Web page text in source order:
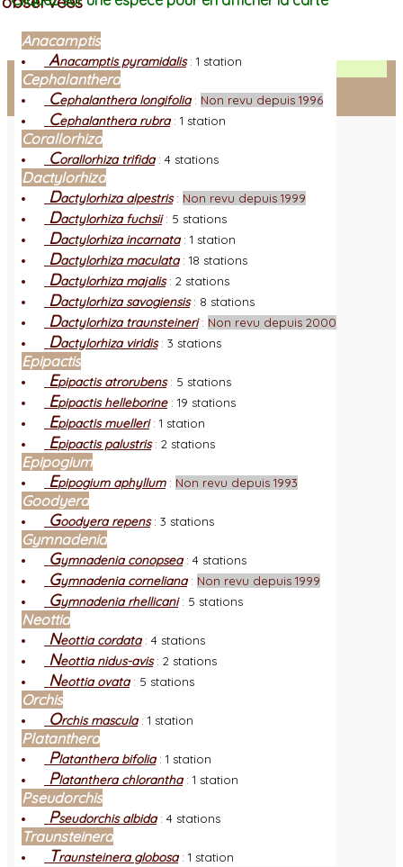
Facebook
Connexion adhérent
Anacamptis
Anacamptis pyramidalis: 1 station
Cephalanthera
Cephalanthera longifolia: Non revu depuis 1996
Cephalanthera rubra: 1 station
Corallorhiza
Corallorhiza trifida: 4 stations
Dactylorhiza
Dactylorhiza alpestris: Non revu depuis 1999
Dactylorhiza fuchsii: 5 stations
Dactylorhiza incarnata: 1 station
Dactylorhiza maculata: 18 stations
Dactylorhiza majalis: 2 stations
Dactylorhiza savogiensis: 8 stations
Dactylorhiza traunsteineri: Non revu depuis 2000
Dactylorhiza viridis: 3 stations
Epipactis
Epipactis atrorubens: 5 stations
Epipactis helleborine: 19 stations
Epipactis muelleri: 1 station
Epipactis palustris: 2 stations
Epipogium
Epipogium aphyllum: Non revu depuis 1993
Goodyera
Goodyera repens: 3 stations
Gymnadenia
Gymnadenia conopsea: 4 stations
Gymnadenia corneliana: Non revu depuis 1999
Gymnadenia rhellicani: 5 stations
Neottia
Neottia cordata: 4 stations
Neottia nidus-avis: 2 stations
Neottia ovata: 5 stations
Orchis
Orchis mascula: 1 station
Platanthera
Platanthera bifolia: 1 station
Platanthera chlorantha: 1 station
Pseudorchis
Pseudorchis albida: 4 stations
Traunsteinera
Traunsteinera globosa: 1 station